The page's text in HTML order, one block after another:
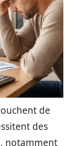
de
des
notamment